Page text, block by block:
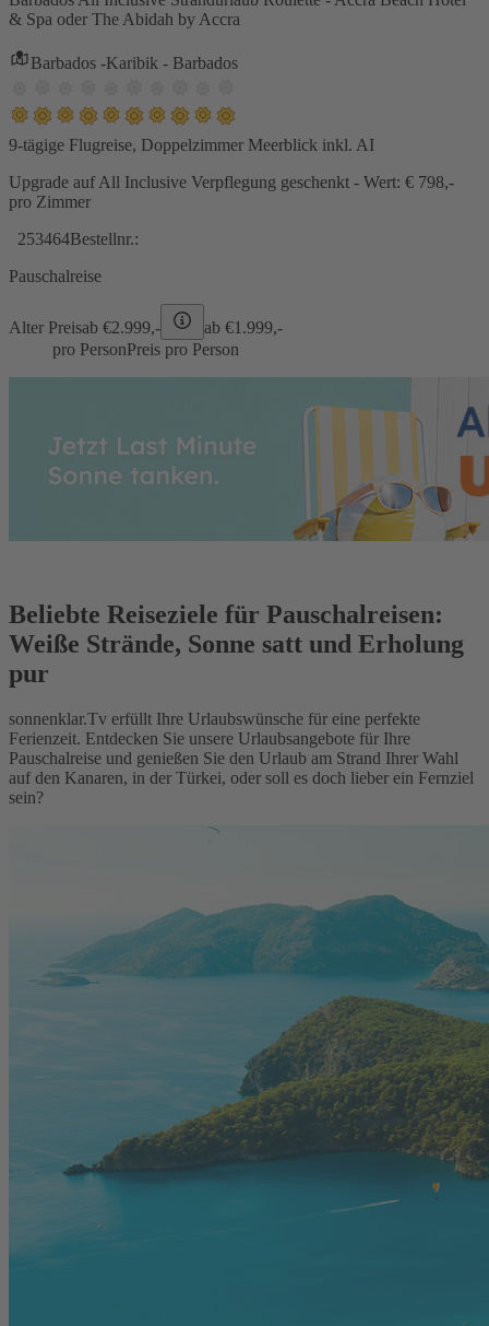
& Spa oder The Abidah by Accra
Barbados -Karibik - Barbados
9-tägige Flugreise, Doppelzimmer Meerblick inkl. AI
Upgrade auf All Inclusive Verpflegung geschenkt - Wert: € 798,-
pro Zimmer
253464Bestellnr.:
Pauschalreise
Alter Preisab €2.999,- ab €1.999,-
pro PersonPreis pro Person
Beliebte Reiseziele für Pauschalreisen:
Weiße Strände, Sonne satt und Erholung
pur
sonnenklar.Tv erfüllt Ihre Urlaubswünsche für eine perfekte
Ferienzeit. Entdecken Sie unsere Urlaubsangebote für Ihre
Pauschalreise und genießen Sie den Urlaub am Strand Ihrer Wahl
auf den Kanaren, in der Türkei, oder soll es doch lieber ein Fernziel
sein?